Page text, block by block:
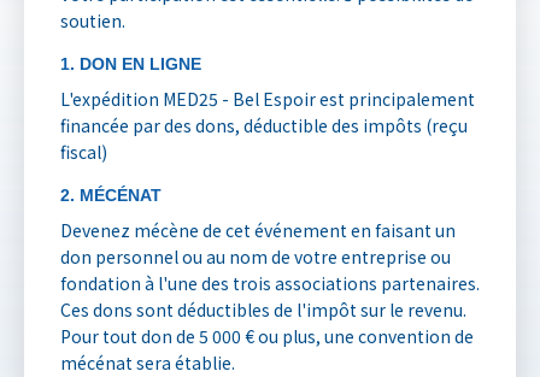
soutien.
1. DON EN LIGNE
L'expédition MED25 - Bel Espoir est principalement
financée par des dons, déductible des impôts (reçu
fiscal)
2. MÉCÉNAT
Devenez mécène de cet événement en faisant un
don personnel ou au nom de votre entreprise ou
fondation à l'une des trois associations partenaires.
Ces dons sont déductibles de l'impôt sur le revenu.
Pour tout don de 5 000 € ou plus, une convention de
mécénat sera établie.